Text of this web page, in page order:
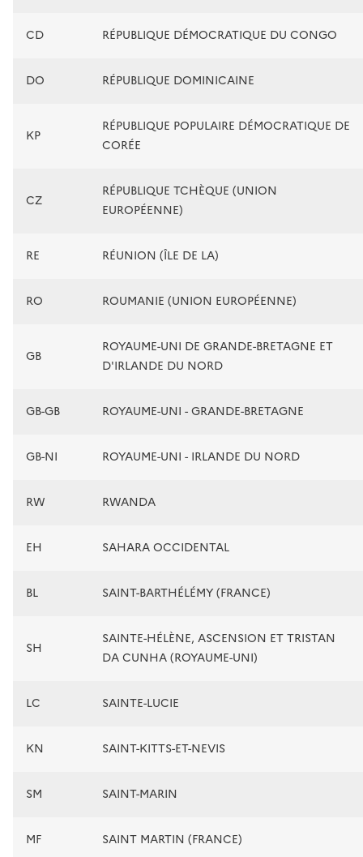
CD RÉPUBLIQUE DÉMOCRATIQUE DU CONGO
DO RÉPUBLIQUE DOMINICAINE
KP
RÉPUBLIQUE POPULAIRE DÉMOCRATIQUE DE
CORÉE
CZ
RÉPUBLIQUE TCHÈQUE (UNION
EUROPÉENNE)
RE RÉUNION (ÎLE DE LA)
RO ROUMANIE (UNION EUROPÉENNE)
GB
ROYAUME-UNI DE GRANDE-BRETAGNE ET
D'IRLANDE DU NORD
GB-GB ROYAUME-UNI - GRANDE-BRETAGNE
GB-NI ROYAUME-UNI - IRLANDE DU NORD
RW RWANDA
EH SAHARA OCCIDENTAL
BL SAINT-BARTHÉLÉMY (FRANCE)
SH
SAINTE-HÉLÈNE, ASCENSION ET TRISTAN
DA CUNHA (ROYAUME-UNI)
LC SAINTE-LUCIE
KN SAINT-KITTS-ET-NEVIS
SM SAINT-MARIN
MF SAINT MARTIN (FRANCE)